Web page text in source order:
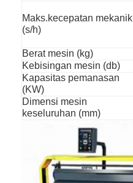
Maks.kecepatan mekanik
(s/h)
Berat mesin (kg)
Kebisingan mesin (db)
Kapasitas pemanasan
(KW)
Dimensi mesin
keseluruhan (mm)